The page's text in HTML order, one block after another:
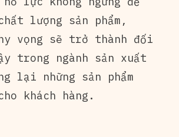
lượng sản phẩm,
vọng sẽ trở thành đối
trong ngành sản xuất
lại những sản phẩm
khách hàng.